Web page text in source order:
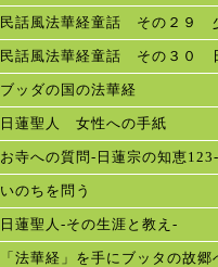
民話風法華経童話 その２９
民話風法華経童話 その３０
ブッダの国の法華経
日蓮聖人 女性への手紙
お寺への質問-日蓮宗の知恵123-
いのちを問う
日蓮聖人-その生涯と教え-
「法華経」を手にブッタの故郷